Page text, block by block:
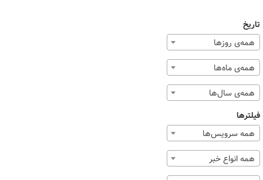
تاریخ
همه‌ی روزها
همه‌ی ماه‌ها
همه‌ی سال‌ها
فیلترها
همه سرویس‌ها
همه انواع خبر